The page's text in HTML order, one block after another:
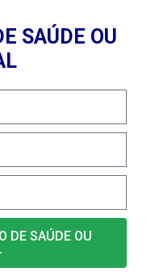
SAÚDE OU
DE SAÚDE OU